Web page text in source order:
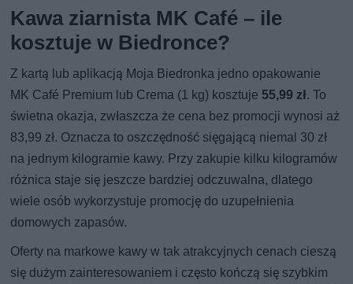
Kawa ziarnista MK Café – ile
kosztuje w Biedronce?
Z kartą lub aplikacją Moja Biedronka jedno opakowanie
MK Café Premium lub Crema (1 kg) kosztuje 55,99 zł. To
świetna okazja, zwłaszcza że cena bez promocji wynosi aż
83,99 zł. Oznacza to oszczędność sięgającą niemal 30 zł
na jednym kilogramie kawy. Przy zakupie kilku kilogramów
różnica staje się jeszcze bardziej odczuwalna, dlatego
wiele osób wykorzystuje promocję do uzupełnienia
domowych zapasów.
Oferty na markowe kawy w tak atrakcyjnych cenach cieszą
się dużym zainteresowaniem i często kończą się szybkim